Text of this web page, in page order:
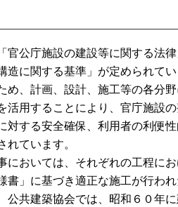
公庁施設の建設等に関する法
造に関する基準」が定められて
め、計画、設計、施工等の各分
用することにより、官庁施設
対する安全確保、利用者の利便
ています。
おいては、それぞれの工程に
書」に基づき適正な施工が行わ
公共建築協会では、昭和６０年